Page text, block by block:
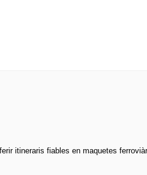
itineraris fiables en maquetes